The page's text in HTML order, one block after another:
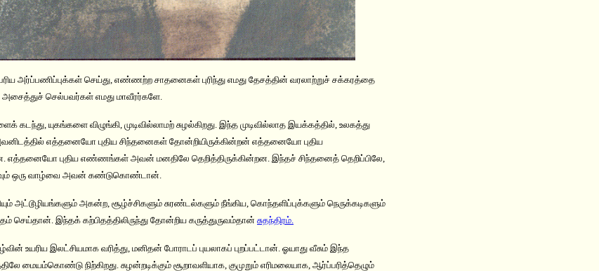
அர்ப்பணிப்புக்கள் செய்து, எண்ணற்ற சாதனைகள் புரிந்து எமது தேசத்தின் வரலாற்றுச் சக்கரத்தை
அசைத்துச் செல்பவர்கள் எமது மாவீரர்களே.
கடந்து, யுகங்களை விழுங்கி, முடிவில்லாமற் சுழல்கிறது. இந்த முடிவில்லாத இயக்கத்தில், உலகத்து
எத்தனையோ புதிய சிந்தனைகள் தோன்றியிருக்கின்றன் எத்தனையோ புதிய
எத்தனையோ புதிய எண்ணங்கள் அவன் மனதிலே தெறித்திருக்கின்றன. இந்தச் சிந்தனைத் தெறிப்பிலே,
ஒரு வாழ்வை அவன் கண்டுகொண்டான்.
அட்டூழியங்களும் அகன்ற, சூழ்ச்சிகளும் சுரண்டல்களும் நீங்கிய, கொந்தளிப்புக்களும் நெருக்கடிகளும்
இந்தக் கற்பிதத்திலிருந்து தோன்றிய கருத்துருவம்தான் சுதந்திரம்.
உயரிய இலட்சியமாக வரித்து, மனிதன் போராடப் புயலாகப் புறப்பட்டான். ஓயாது வீசும் இந்த
மையம்கொண்டு நிற்கிறது. சுழன்றடிக்கும் சூறாவளியாக, குமுறும் எரிமலையாக, ஆர்ப்பரித்தெழும்